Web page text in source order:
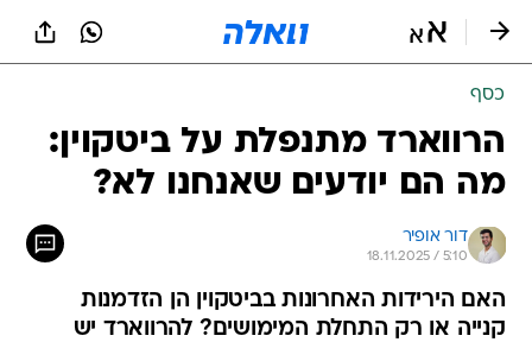
כסף
הרווארד מתנפלת על ביטקוין:
מה הם יודעים שאנחנו לא?
דור אופיר
18.11.2025 / 5:10
האם הירידות האחרונות בביטקוין הן הזדמנות
קנייה או רק התחלת המימושים? להרווארד יש